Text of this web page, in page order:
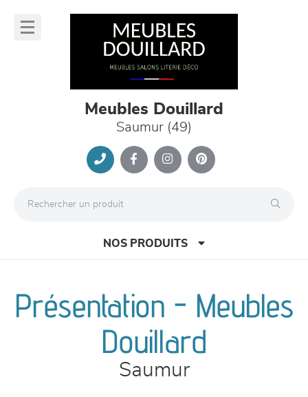
Meubles Douillard
Saumur (49)
NOS PRODUITS
canapés et fauteuils
Présentation - Meubles
Douillard
Saumur